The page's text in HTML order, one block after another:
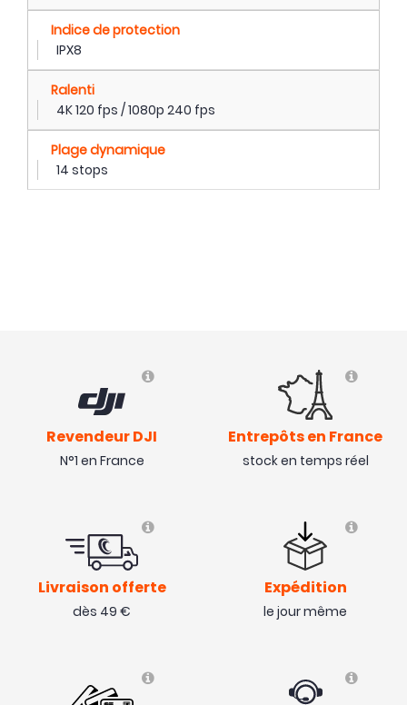
Indice de protection
IPX8
Ralenti
4K 120 fps / 1080p 240 fps
Plage dynamique
14 stops
Revendeur DJI
N°1 en France
Entrepôts en France
stock en temps réel
Livraison offerte
dès 49 €
Expédition
le jour même